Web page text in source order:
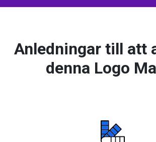
Anledningar till att
denna Logo